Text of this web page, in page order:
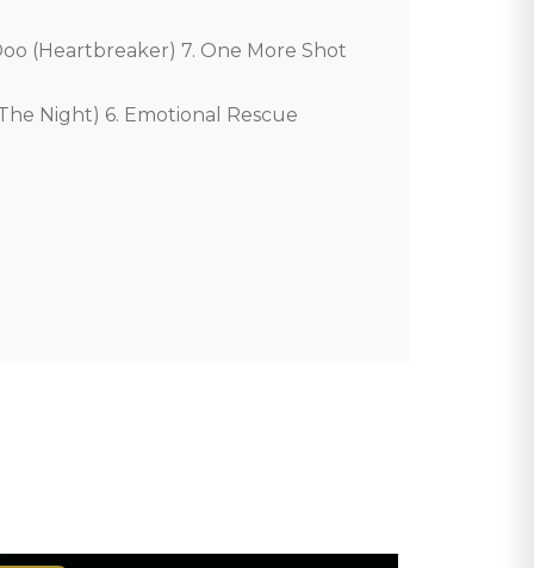
(Heartbreaker) 7. One More Shot
Night) 6. Emotional Rescue